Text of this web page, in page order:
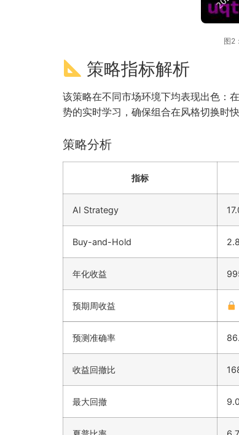
图2
策略指标解析
该策略在不同市场环境下均表现出色：
势的实时学习，确保组合在风格切换时
策略分析
指标
AI Strategy
Buy-and-Hold
年化收益
预期周收益
预测准确率
收益回撤比
最大回撤